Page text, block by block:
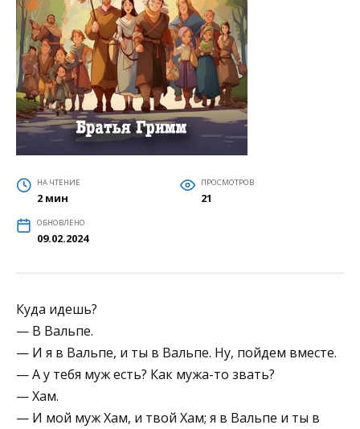
НА ЧТЕНИЕ
2 мин
ПРОСМОТРОВ
21
ОБНОВЛЕНО
09.02.2024
Куда идешь?
— В Вальпе.
— И я в Вальпе, и ты в Вальпе. Ну, пойдем вместе.
— А у тебя муж есть? Как мужа-то звать?
— Хам.
— И мой муж Хам, и твой Хам; я в Вальпе и ты в